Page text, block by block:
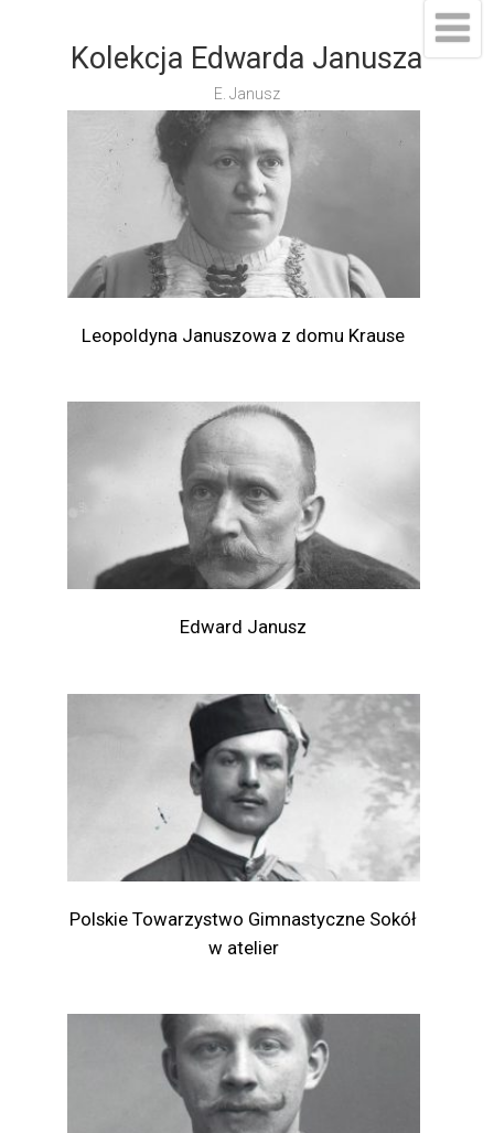
Kolekcja Edwarda Janusza
E. Janusz
Leopoldyna Januszowa z domu Krause
Edward Janusz
Polskie Towarzystwo Gimnastyczne Sokół
w atelier